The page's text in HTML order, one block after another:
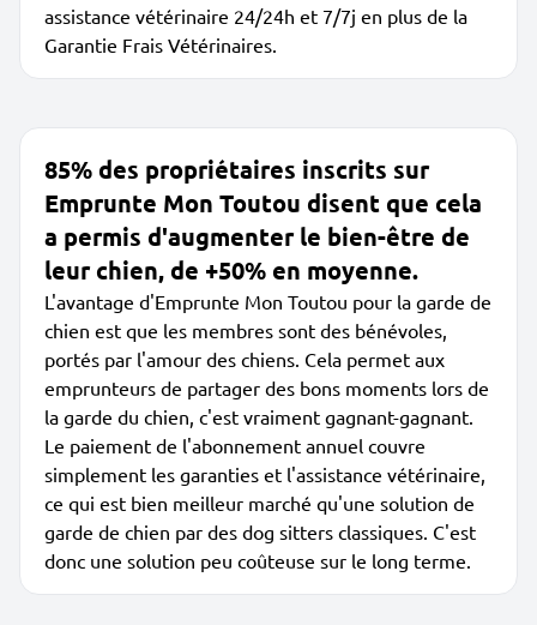
assistance vétérinaire 24/24h et 7/7j en plus de la
Garantie Frais Vétérinaires.
85% des propriétaires inscrits sur
Emprunte Mon Toutou disent que cela
a permis d'augmenter le bien-être de
leur chien, de +50% en moyenne.
L'avantage d'Emprunte Mon Toutou pour la garde de
chien est que les membres sont des bénévoles,
portés par l'amour des chiens. Cela permet aux
emprunteurs de partager des bons moments lors de
la garde du chien, c'est vraiment gagnant-gagnant.
Le paiement de l'abonnement annuel couvre
simplement les garanties et l'assistance vétérinaire,
ce qui est bien meilleur marché qu'une solution de
garde de chien par des dog sitters classiques. C'est
donc une solution peu coûteuse sur le long terme.